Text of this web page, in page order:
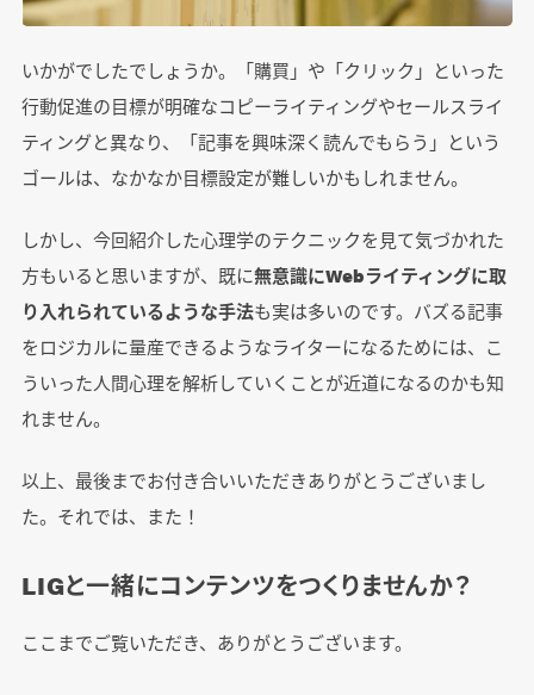
いかがでしたでしょうか。「購買」や「クリック」といった
行動促進の目標が明確なコピーライティングやセールスライ
ティングと異なり、「記事を興味深く読んでもらう」という
ゴールは、なかなか目標設定が難しいかもしれません。
しかし、今回紹介した心理学のテクニックを見て気づかれた
方もいると思いますが、既に無意識にWebライティングに取
り入れられているような手法も実は多いのです。バズる記事
をロジカルに量産できるようなライターになるためには、こ
ういった人間心理を解析していくことが近道になるのかも知
れません。
以上、最後までお付き合いいただきありがとうございまし
た。それでは、また！
LIGと一緒にコンテンツをつくりませんか？
ここまでご覧いただき、ありがとうございます。